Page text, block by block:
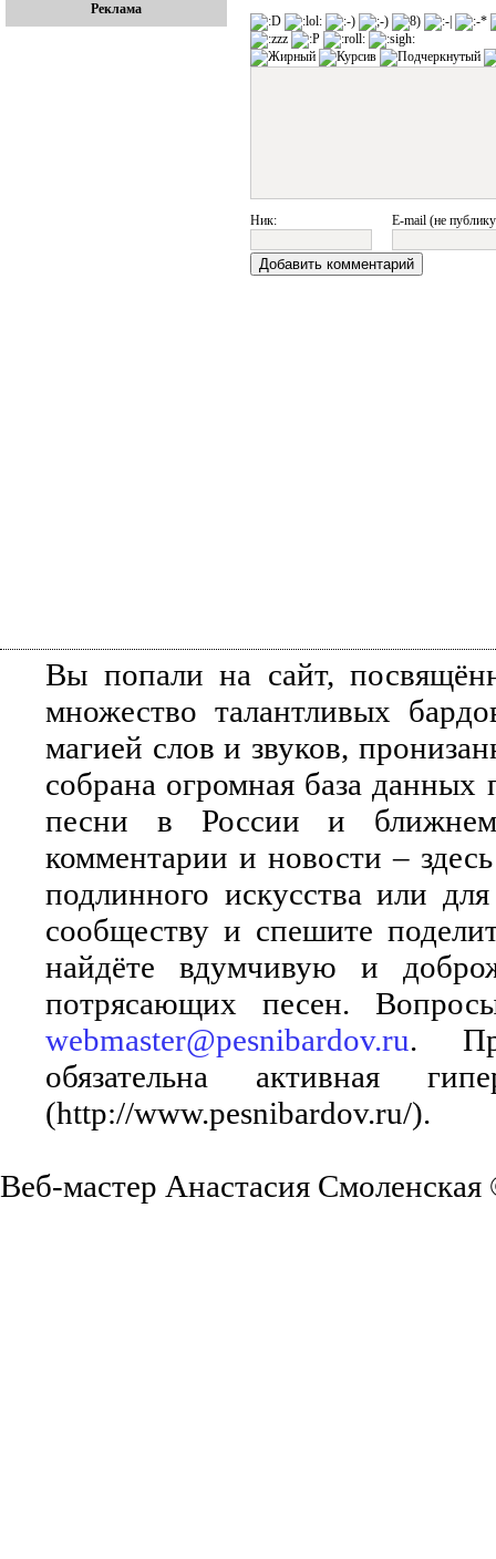
Реклама
Ник: E-mail (не
Вы попали на сайт,
множество талантливых
магией слов и звуков,
собрана огромная база
песни в России и ближнем
комментарии и новости –
подлинного искусства или
сообществу и спешите
найдёте вдумчивую и
потрясающих песен.
webmaster@pesnibardov.ru.
обязательна активная
(http://www.pesnibardov.ru/).
Веб-мастер Анастасия